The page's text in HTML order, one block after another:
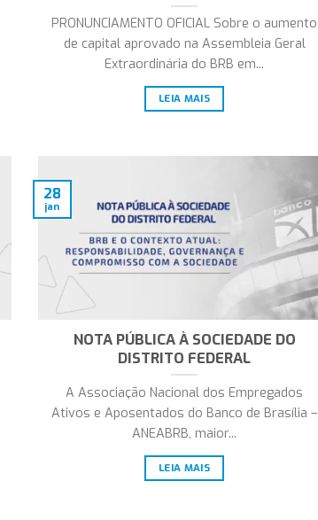
PRONUNCIAMENTO OFICIAL Sobre o aumento
de capital aprovado na Assembleia Geral
Extraordinária do BRB em...
LEIA MAIS
NOTA PÚBLICA À SOCIEDADE DO
DISTRITO FEDERAL
A Associação Nacional dos Empregados
Ativos e Aposentados do Banco de Brasília –
ANEABRB, maior...
LEIA MAIS
28
jan